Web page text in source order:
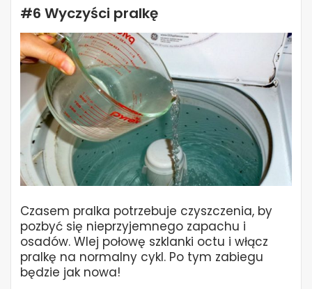
#6 Wyczyści pralkę
Czasem pralka potrzebuje czyszczenia, by
pozbyć się nieprzyjemnego zapachu i
osadów. Wlej połowę szklanki octu i włącz
pralkę na normalny cykl. Po tym zabiegu
będzie jak nowa!